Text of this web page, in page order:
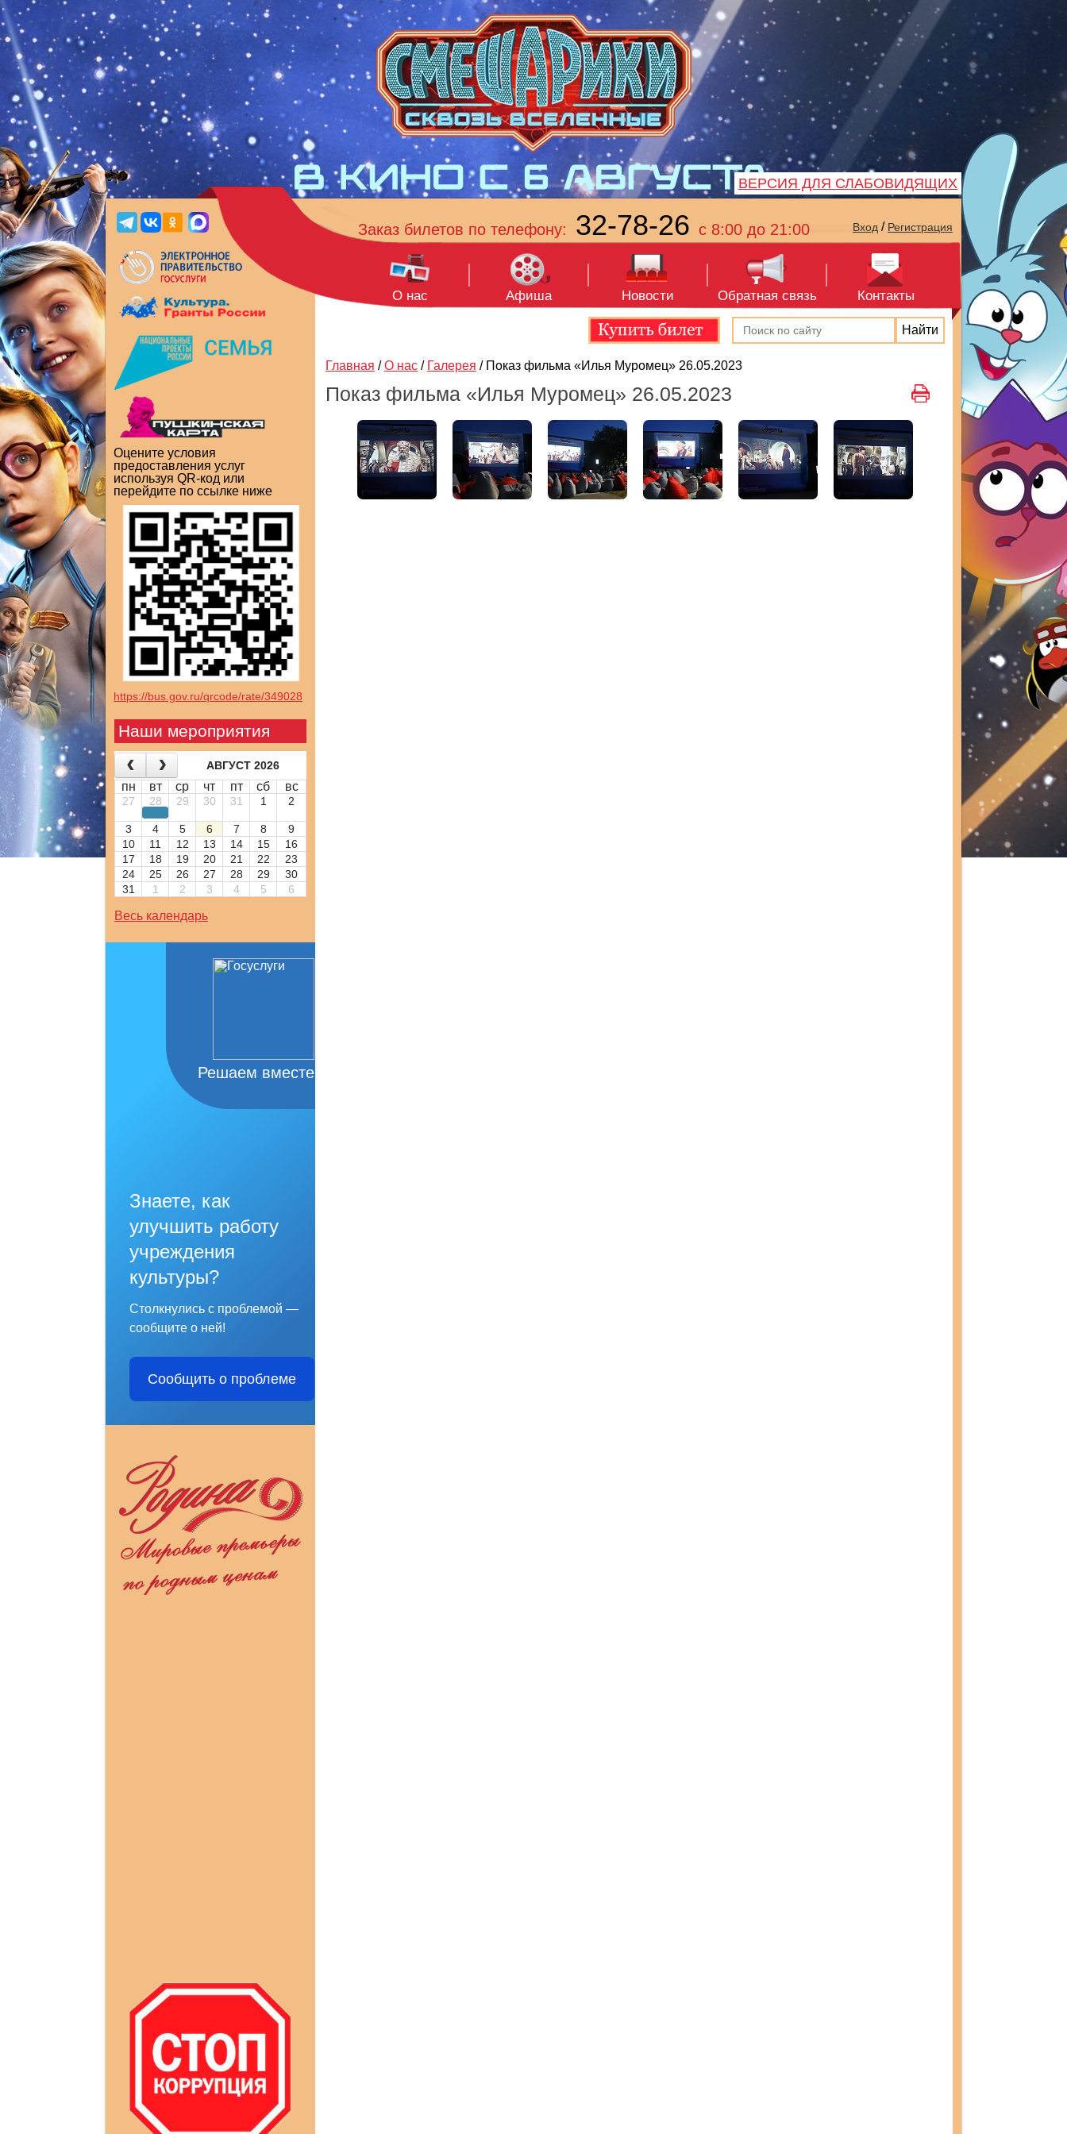
ВЕРСИЯ ДЛЯ СЛАБОВИДЯЩИХ
Оцените условия
предоставления услуг
используя QR-код или
перейдите по ссылке ниже
https://bus.gov.ru/qrcode/rate/349028
Наши мероприятия
АВГУСТ 2026
пн вт ср чт пт сб вс
27 28 29 30 31 1 2
3 4 5 6 7 8
9
10
11 12 13 14 15
16
17
18 19 20 21 22
23
24
25 26 27 28 29
30
31
1 2 3 4 5 6
Весь календарь
Решаем вместе
Знаете, как
улучшить работу
учреждения
культуры?
Столкнулись с проблемой —
сообщите о ней!
Сообщить о проблеме
Заказ билетов по телефону: 32-78-26 с 8:00 до 21:00 Вход / Регистрация
О нас Афиша Новости Обратная связь Контакты
Главная / О нас / Галерея / Показ фильма «Илья Муромец» 26.05.2023
Показ фильма «Илья Муромец» 26.05.2023